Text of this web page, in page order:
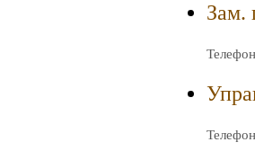
Зам.